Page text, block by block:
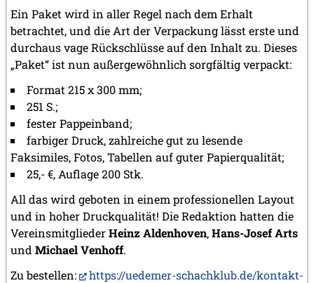
Ein Paket wird in aller Regel nach dem Erhalt
betrachtet, und die Art der Verpackung lässt erste und
durchausvage Rückschlüsse auf den Inhalt zu. Dieses
„Paket“ ist nun außergewöhnlich sorgfältig verpackt:
Format 215 x 300 mm;
251 S.;
fester Pappeinband;
farbiger Druck, zahlreiche gut zu lesende
Faksimiles, Fotos, Tabellen auf guter Papierqualität;
25,- €, Auflage 200 Stk.
All das wird geboten in einem professionellen Layout
und in hoher Druckqualität! Die Redaktion hatten die
VereinsmitgliederHeinz Aldenhoven,Hans-Josef Arts
und Michael Venhoff.
Zu bestellen:
https://uedemer-schachklub.de/kontakt-